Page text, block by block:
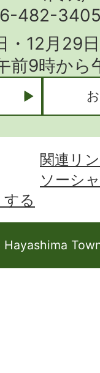
482-
12月29
前9時か
関連リ
ソーシ
る